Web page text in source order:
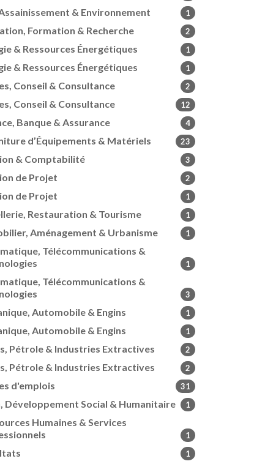
& Environnement 1
Formation & Recherche 2
& Ressources Énergétiques 1
& Ressources Énergétiques 1
Conseil & Consultance 2
Conseil & Consultance 12
Banque & Assurance 4
d’Équipements & Matériels 23
& Comptabilité 3
de Projet 2
de Projet 1
Restauration & Tourisme 1
Aménagement & Urbanisme 1
Télécommunications &
1
Télécommunications &
3
Automobile & Engins 1
Automobile & Engins 1
Pétrole & Industries Extractives 2
Pétrole & Industries Extractives 2
d'emplois 31
Développement Social & Humanitaire 1
Humaines & Services
1
1